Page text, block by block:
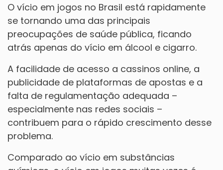
O vício em jogos no Brasil está rapidamente
se tornando uma das principais
preocupações de saúde pública, ficando
atrás apenas do vício em álcool e cigarro.
A facilidade de acesso a cassinos online, a
publicidade de plataformas de apostas e a
falta de regulamentação adequada –
especialmente nas redes sociais –
contribuem para o rápido crescimento desse
problema.
Comparado ao vício em substâncias